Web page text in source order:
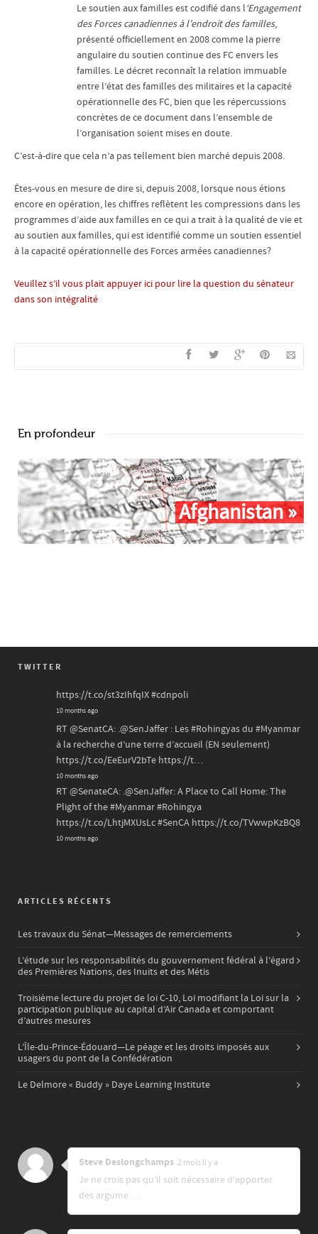
Le soutien aux familles est codifié dans l‘Engagement
des Forces canadiennes à l’endroit des familles,
présenté officiellement en 2008 comme la pierre
angulaire du soutien continue des FC envers les
familles. Le décret reconnaît la relation immuable
entre l’état des familles des militaires et la capacité
opérationnelle des FC, bien que les répercussions
concrètes de ce document dans l’ensemble de
l’organisation soient mises en doute.
C’est-à-dire que cela n’a pas tellement bien marché depuis 2008.
Êtes-vous en mesure de dire si, depuis 2008, lorsque nous étions
encore en opération, les chiffres reflètent les compressions dans les
programmes d’aide aux familles en ce qui a trait à la qualité de vie et
au soutien aux familles, qui est identifié comme un soutien essentiel
à la capacité opérationnelle des Forces armées canadiennes?
Veuillez s’il vous plait appuyer ici pour lire la question du sénateur
dans son intégralité
En profondeur
Afghanistan »
TWITTER
https://t.co/st3zIhfqIX#cdnpoli
10 months ago
RT @SenatCA: .@SenJaffer : Les#Rohingyasdu #Myanmar
à la recherche d’une terre d’accueil (EN seulement)
https://t.co/EeEurV2bTe https://t…
10 months ago
RT @SenateCA: .@SenJaffer: A Place to Call Home: The
Plight of the#Myanmar#Rohingya
https://t.co/LhtjMXUsLc#SenCA https://t.co/TVwwpKzBQ8
10 months ago
ARTICLES RÉCENTS
Les travaux du Sénat—Messages de remerciements
L’étude sur les responsabilités du gouvernement fédéral à l’égard
des Premières Nations, des Inuits et des Métis
Troisième lecture du projet de loi C-10, Loi modifiant la Loi sur la
participation publique au capital d’Air Canada et comportant
d’autres mesures
L’Île-du-Prince-Édouard—Le péage et les droits imposés aux
usagers du pont de la Confédération
Le Delmore « Buddy » Daye Learning Institute
Steve Deslongchamps 2 mois ll y a
Je ne crois pas qu’il soit nécessaire d’apporter
des argume …